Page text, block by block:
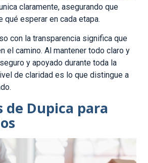
claramente, asegurando que
qué esperar en cada etapa.
con la transparencia significa que
el camino. Al mantener todo claro y
y apoyado durante toda la
de claridad es lo que distingue a
de Dupica para